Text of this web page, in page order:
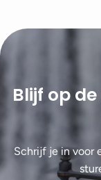
Blijf op
Schrijf je in voor